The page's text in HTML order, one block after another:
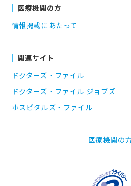
医療機関の方
情報掲載にあたって
関連サイト
ドクターズ・ファイル
ドクターズ・ファイル ジョブズ
ホスピタルズ・ファイル
医療機関の